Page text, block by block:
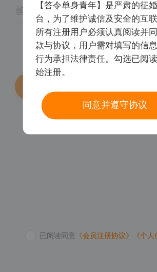
密码登录
已阅读同意 《会员注册协议》 《个
【答令单身青年】是严肃的征
台，为了维护诚信及安全的互
所有注册用户必须认真阅读并
款与协议，用户需对填写的信
行为承担法律责任。勾选已阅
始注册。
同意并遵守协议